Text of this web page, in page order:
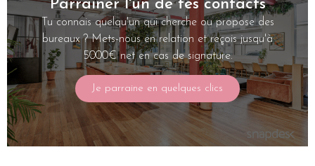
Parrainer l'un de tes contacts
Tu connais quelqu'un qui cherche ou propose des
bureaux ? Mets-nous en relation et reçois jusqu'à
5000€ net en cas de signature.
Je parraine en quelques clics